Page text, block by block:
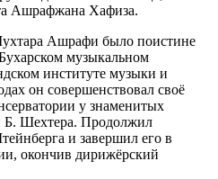
Ашрафжана Хафиза.
Ашрафи было поистине
музыкальном
институте музыки и
он совершенствовал своё
у знаменитых
Б. Шехтера. Продолжил
и завершил его в
окончив дирижёрский